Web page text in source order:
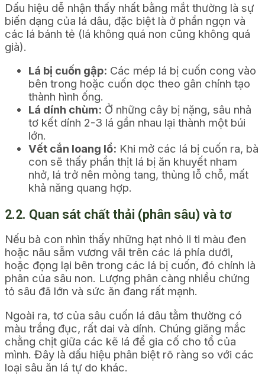
Dấu hiệu dễ nhận thấy nhất bằng mắt thường là sự
biến dạng của lá dâu, đặc biệt là ở phần ngọn và
các lá bánh tẻ (lá không quá non cũng không quá
già).
Lá bị cuốn gập: Các mép lá bị cuốn cong vào
bên trong hoặc cuốn dọc theo gân chính tạo
thành hình ống.
Lá dính chùm: Ở những cây bị nặng, sâu nhả
tơ kết dính 2-3 lá gần nhau lại thành một búi
lớn.
Vết cắn loang lổ: Khi mở các lá bị cuốn ra, bà
con sẽ thấy phần thịt lá bị ăn khuyết nham
nhở, lá trở nên mỏng tang, thủng lỗ chỗ, mất
khả năng quang hợp.
2.2. Quan sát chất thải (phân sâu) và tơ
Nếu bà con nhìn thấy những hạt nhỏ li ti màu đen
hoặc nâu sẫm vương vãi trên các lá phía dưới,
hoặc đọng lại bên trong các lá bị cuốn, đó chính là
phân của sâu non. Lượng phân càng nhiều chứng
tỏ sâu đã lớn và sức ăn đang rất mạnh.
Ngoài ra, tơ của sâu cuốn lá dâu tằm thường có
màu trắng đục, rất dai và dính. Chúng giăng mắc
chằng chịt giữa các kẽ lá để gia cố cho tổ của
mình. Đây là dấu hiệu phân biệt rõ ràng so với các
loại sâu ăn lá tự do khác.